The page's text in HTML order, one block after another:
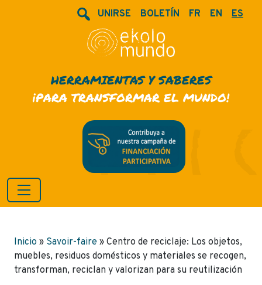
UNIRSE BOLETÍN FR EN ES
HERRAMIENTAS Y SABERES
¡PARA TRANSFORMAR EL MUNDO!
Inicio » Savoir-faire » Centro de reciclaje: Los objetos,
muebles, residuos domésticos y materiales se recogen,
transforman, reciclan y valorizan para su reutilización